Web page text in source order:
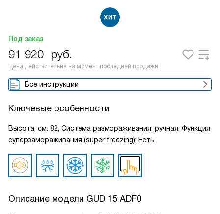
Под заказ
91 920 руб.
Цена действительна на момент последней продажи
Все инструкции
Ключевые особенности
Высота, см: 82, Система размораживания: ручная, Функция
суперзамораживания (super freezing): Есть
Описание модели GUD 15 ADF0